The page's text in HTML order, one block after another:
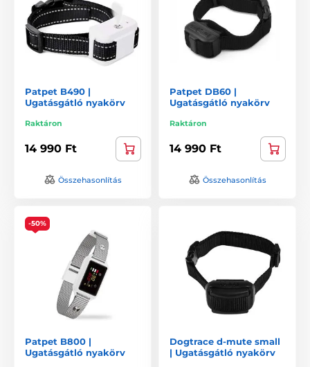
Patpet B490 |
Ugatásgátló nyakörv
Raktáron
14 990 Ft
Összehasonlítás
Patpet DB60 |
Ugatásgátló nyakörv
Raktáron
14 990 Ft
Összehasonlítás
-50%
Patpet B800 |
Ugatásgátló nyakörv
Dogtrace d-mute small
| Ugatásgátló nyakörv